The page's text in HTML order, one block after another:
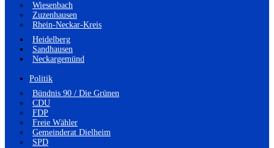
Wiesenbach
Zuzenhausen
Rhein-Neckar-Kreis
Heidelberg
Sandhausen
Neckargemünd
Politik
Bündnis 90 / Die Grünen
CDU
FDP
Freie Wähler
Gemeinderat Dielheim
SPD